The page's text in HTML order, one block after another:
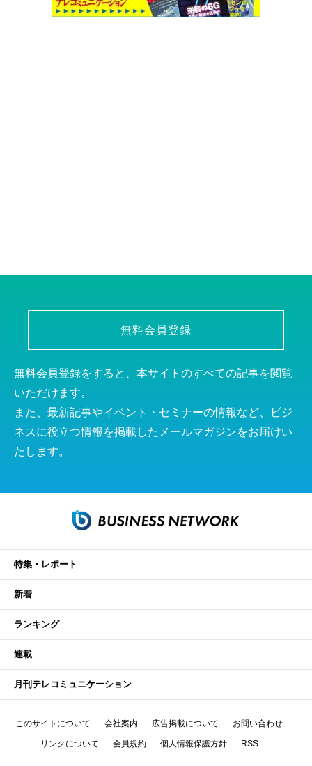
無料会員登録
無料会員登録をすると、本サイトのすべての記事を閲覧
いただけます。
また、最新記事やイベント・セミナーの情報など、ビジ
ネスに役立つ情報を掲載したメールマガジンをお届けい
たします。
特集・レポート
新着
ランキング
連載
月刊テレコミュニケーション
このサイトについて 会社案内 広告掲載について お問い合わせ
リンクについて 会員規約 個人情報保護方針 RSS